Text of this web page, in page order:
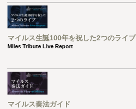
マイルス生誕100年を祝した2つのライブ
Miles Tribute Live Report
マイルス奏法ガイド